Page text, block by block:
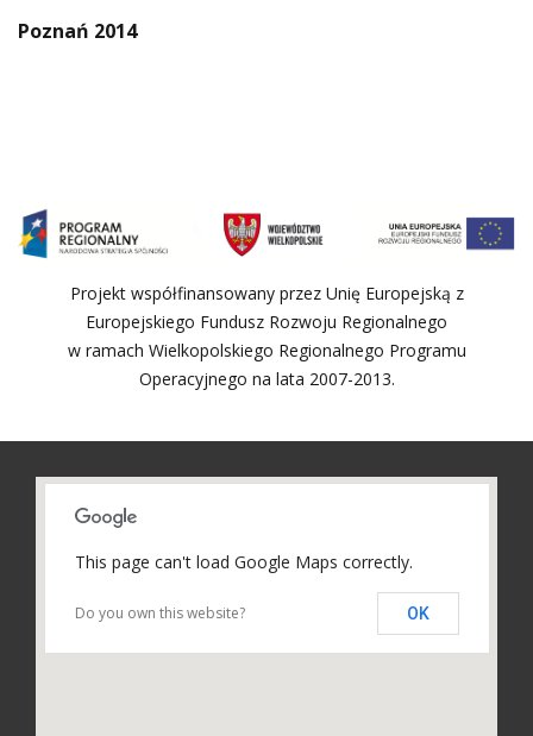
Poznań 2014
Projekt współfinansowany przez Unię Europejską z
Europejskiego Fundusz Rozwoju Regionalnego
w ramach Wielkopolskiego Regionalnego Programu
Operacyjnego na lata 2007-2013.
This page can't load Google Maps correctly.
Do you own this website? OK